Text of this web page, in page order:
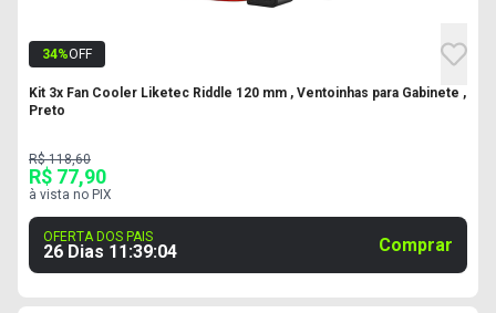
34%OFF
Kit 3x Fan Cooler Liketec Riddle 120 mm , Ventoinhas para Gabinete ,
Preto
R$ 118,60
R$ 77,90
à vista no PIX
OFERTA DOS PAIS
26 Dias 11:39:03 Comprar